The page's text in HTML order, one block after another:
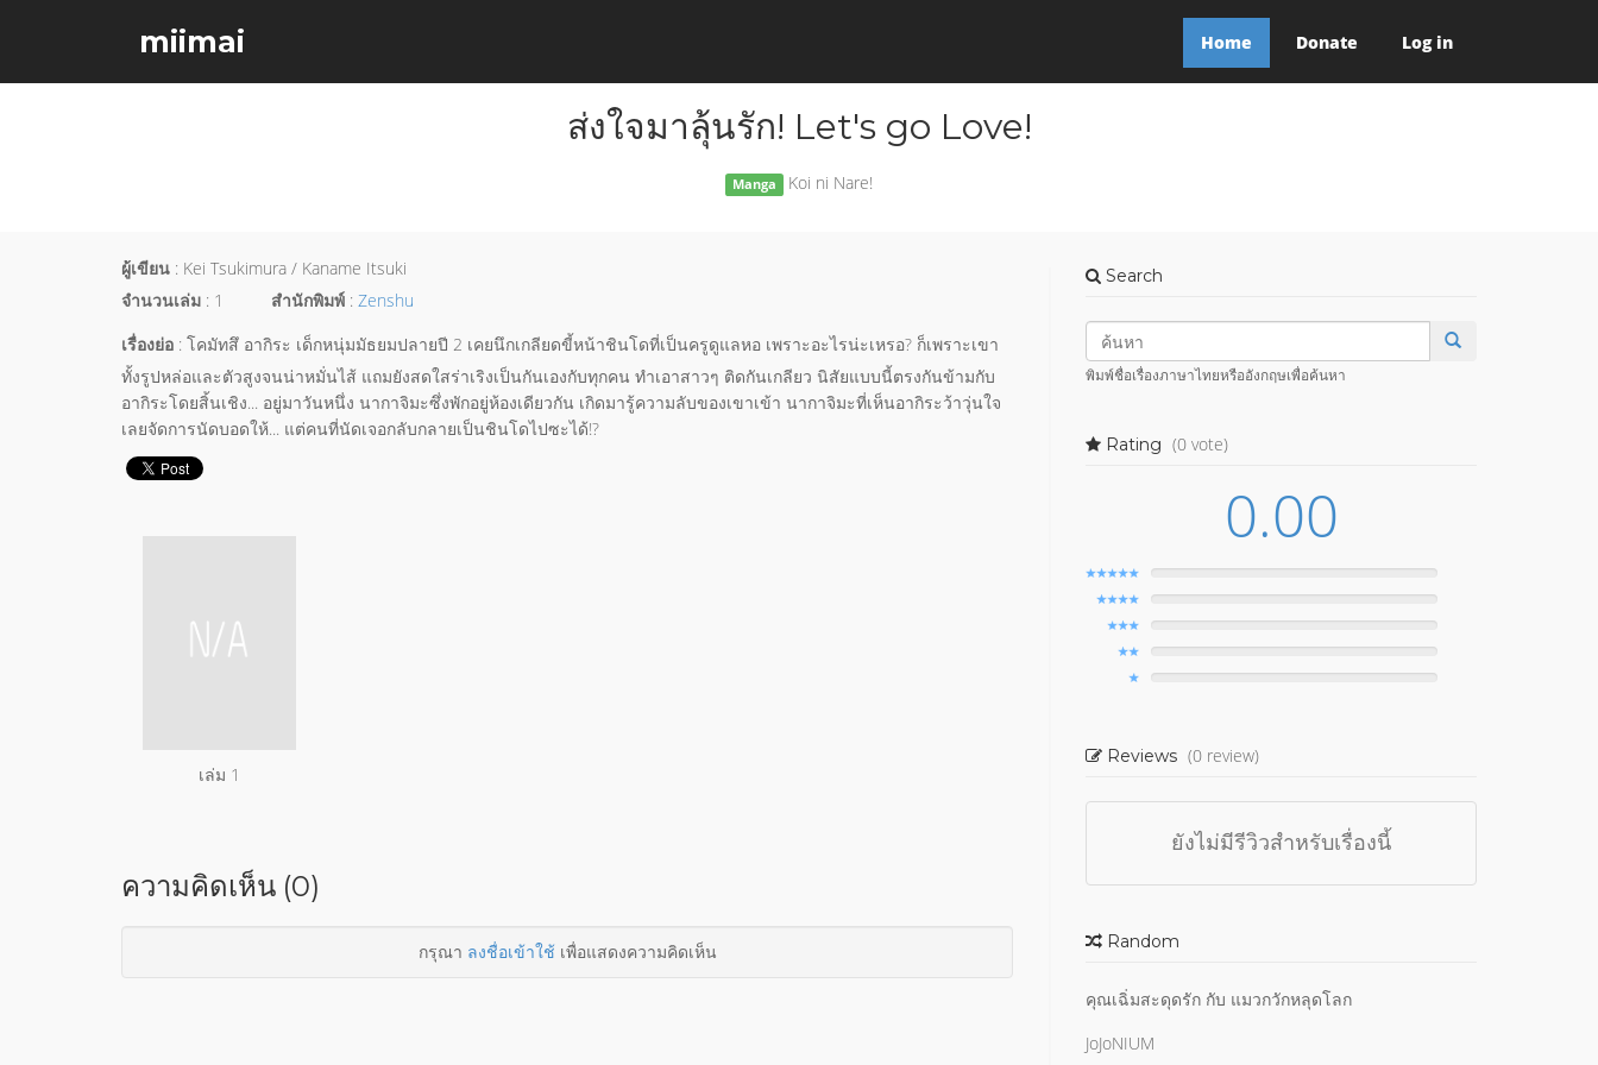
miimai Home Donate Log in
ส่งใจมาลุ้นรัก! Let's go Love!
Manga Koi ni Nare!
ผู้เขียน : Kei Tsukimura / Kaname Itsuki
จำนวนเล่ม : 1 สำนักพิมพ์ : Zenshu
เรื่องย่อ : โคมัทสึ อากิระ เด็กหนุ่มมัธยมปลายปี 2 เคยนึกเกลียดขี้หน้าชินโดที่เป็นครูดูแลหอ เพราะอะไรน่ะเหรอ? ก็เพราะเขา
ทั้งรูปหล่อและตัวสูงจนน่าหมั่นไส้ แถมยังสดใสร่าเริงเป็นกันเองกับทุกคน ทำเอาสาวๆ ติดกันเกลียว นิสัยแบบนี้ตรงกันข้ามกับ
อากิระโดยสิ้นเชิง... อยู่มาวันหนึ่ง นากาจิมะซึ่งพักอยู่ห้องเดียวกัน เกิดมารู้ความลับของเขาเข้า นากาจิมะที่เห็นอากิระว้าวุ่นใจ
เลยจัดการนัดบอดให้... แต่คนที่นัดเจอกลับกลายเป็นชินโดไปซะได้!?
เล่ม 1
ความคิดเห็น (0)
กรุณา ลงชื่อเข้าใช้เพื่อแสดงความคิดเห็น
Search
พิมพ์ชื่อเรื่องภาษาไทยหรืออังกฤษเพื่อค้นหา
Rating (0 vote)
0.00
Reviews (0 review)
ยังไม่มีรีวิวสำหรับเรื่องนี้
Random
คุณเฉิ่มสะดุดรัก กับ แมวกวักหลุดโลก
JoJoNIUM